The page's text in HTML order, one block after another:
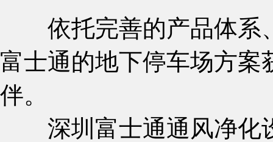
依托完善的产品体系
富士通的地下停车场方案
伴。
深圳富士通通风净化